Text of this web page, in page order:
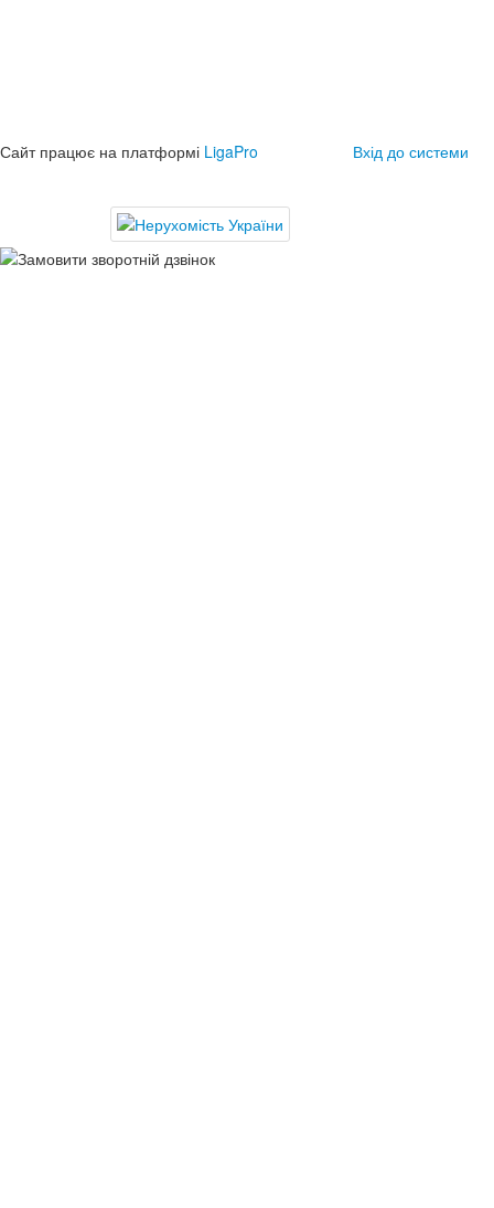
Сайт працює на платформі LigaPro Вхід до системи